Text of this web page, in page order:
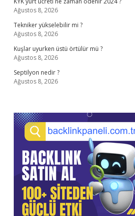
Ağustos 8, 2026
Tekniker yükselebilir mi ?
Ağustos 8, 2026
Kuşlar uyurken üstü örtülür mü ?
Ağustos 8, 2026
Septilyon nedir ?
Ağustos 8, 2026